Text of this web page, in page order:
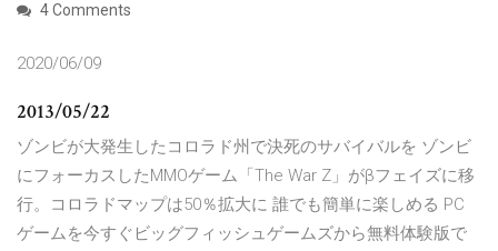
4 Comments
2020/06/09
2013/05/22
ゾンビが大発生したコロラド州で決死のサバイバルを ゾンビ
にフォーカスしたMMOゲーム「The War Z」がβフェイズに移
行。コロラドマップは50％拡大に 誰でも簡単に楽しめる PC
ゲームを今すぐビッグフィッシュゲームズから無料体験版で